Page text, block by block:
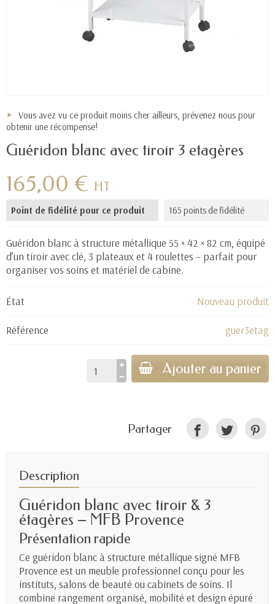
Vous avez vu ce produit moins cher ailleurs, prévenez nous pour
obtenir une récompense!
Guéridon blanc avec tiroir 3 etagères
165,00 € HT
Point de fidélité pour ce produit 165 points de fidélité
Guéridon blanc à structure métallique 55 × 42 × 82 cm, équipé
d’un tiroir avec clé, 3 plateaux et 4 roulettes – parfait pour
organiser vos soins et matériel de cabine.
État Nouveau produit
Référence guer3etag
Ajouter au panier
Partager
Description
Guéridon blanc avec tiroir & 3
étagères – MFB Provence
Présentation rapide
Ce guéridon blanc à structure métallique signé MFB
Provence est un meuble professionnel conçu pour les
instituts, salons de beauté ou cabinets de soins. Il
combine rangement organisé, mobilité et design épuré